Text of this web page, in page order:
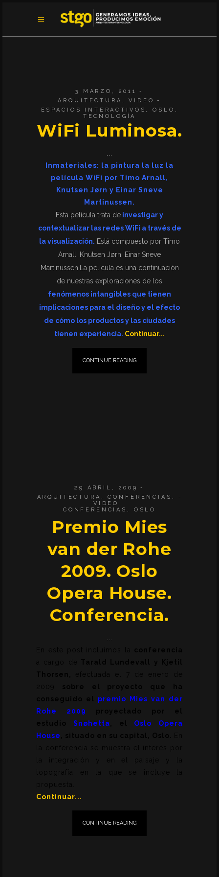
3 MARZO, 2011
ARQUITECTURA ,VIDEO
ESPACIOS INTERACTIVOS ,OSLO ,
TECNOLOGÍA
WiFi Luminosa.
Inmateriales: la pintura la luz la
película WiFi por Timo Arnall,
Knutsen Jørn y Einar Sneve
Martinussen.
Esta película trata de investigar y
contextualizar las redes WiFi a través de
la visualización. Está compuesto por Timo
Arnall, Knutsen Jørn, Einar Sneve
Martinussen.La película es una continuación
de nuestras exploraciones de los
fenómenos intangibles que tienen
implicaciones para el diseño y el efecto
de cómo los productos y las ciudades
tienen experiencia. Continuar...
CONTINUE READING
29 ABRIL, 2009
ARQUITECTURA ,CONFERENCIAS ,
VIDEO
CONFERENCIAS , OSLO
Premio Mies
van der Rohe
2009. Oslo
Opera House.
Conferencia.
premio Mies van der
Rohe 2009
Snøhetta
Oslo Opera
House
Continuar...
CONTINUE READING